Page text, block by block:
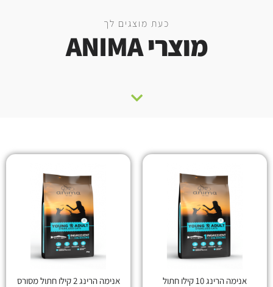
כעת מוצגים לך
מוצרי ANIMA
אנימה הרינג 10 קילו חתול
אנימה הרינג 2 קילו חתול מסורס